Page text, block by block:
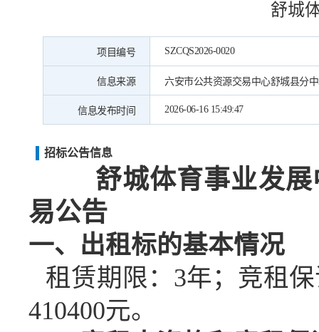
舒城
项目编号 SZCQS2026-0020
信息来源 六安市公共资源交易中心舒城县分
信息发布时间 2026-06-16 15:49:47
招标公告信息
舒城体育事业发
易公告
一、出租标的基本情况
租赁期限： 3年；竞租
410400元。